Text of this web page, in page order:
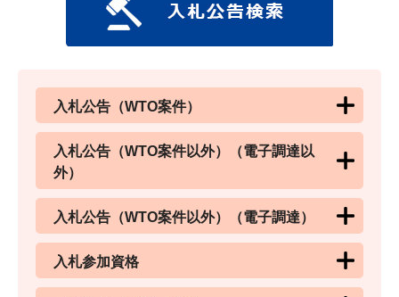
入札公告（WTO案件）
入札公告（WTO案件以外）（電子調達以
外）
入札公告（WTO案件以外）（電子調達）
入札参加資格